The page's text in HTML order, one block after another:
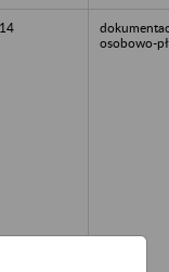
osobowo-